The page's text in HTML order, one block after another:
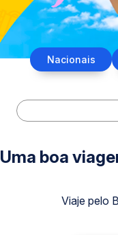
Nacionais
Uma boa
Viaje pelo